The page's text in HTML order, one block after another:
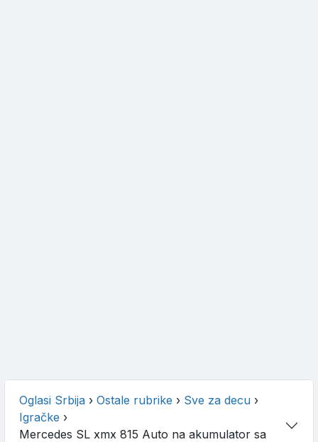
Oglasi Srbija › Ostale rubrike › Sve za decu ›
Igračke ›
Mercedes SL xmx 815 Auto na akumulator sa